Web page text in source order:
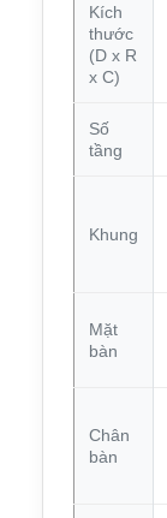
Kích
thước
(D x R
x C)
Số
tầng
Khung
Mặt
bàn
Chân
bàn